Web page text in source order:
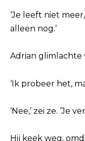
‘Je leeft niet
alleen nog.’
Adrian glimlachte
‘Ik probeer het,
‘Nee,’ zei ze. ‘Je
Hij keek weg,